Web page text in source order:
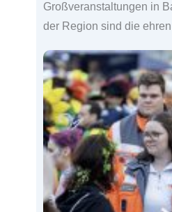
Großveranstaltungen in
der Region sind die